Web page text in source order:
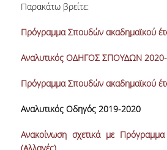
Παρακάτω βρείτε:
Πρόγραμμα Σπουδών ακαδημαϊκού
Αναλυτικός ΟΔΗΓΟΣ ΣΠΟΥΔΩΝ
Πρόγραμμα Σπουδών ακαδημαϊκού
Αναλυτικός Οδηγός 2019-2020
Ανακοίνωση σχετικά με